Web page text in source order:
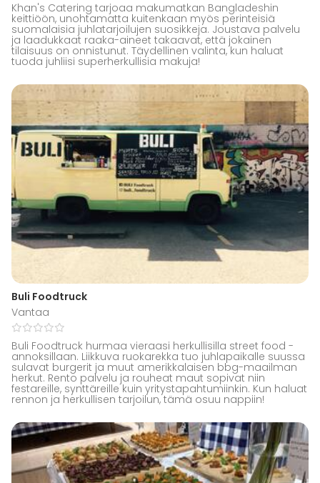
Khan's Catering tarjoaa makumatkan Bangladeshin
keittiöön, unohtamatta kuitenkaan myös perinteisiä
suomalaisia juhlatarjoilujen suosikkeja. Joustava palvelu
ja laadukkaat raaka-aineet takaavat, että jokainen
tilaisuus on onnistunut. Täydellinen valinta, kun haluat
tuoda juhliisi superherkullisia makuja!
Buli Foodtruck
Vantaa
Buli Foodtruck hurmaa vieraasi herkullisilla street food -
annoksillaan. Liikkuva ruokarekka tuo juhlapaikalle suussa
sulavat burgerit ja muut amerikkalaisen bbg-maailman
herkut. Rento palvelu ja rouheat maut sopivat niin
festareille, synttäreille kuin yritystapahtumiinkin. Kun haluat
rennon ja herkullisen tarjoilun, tämä osuu nappiin!